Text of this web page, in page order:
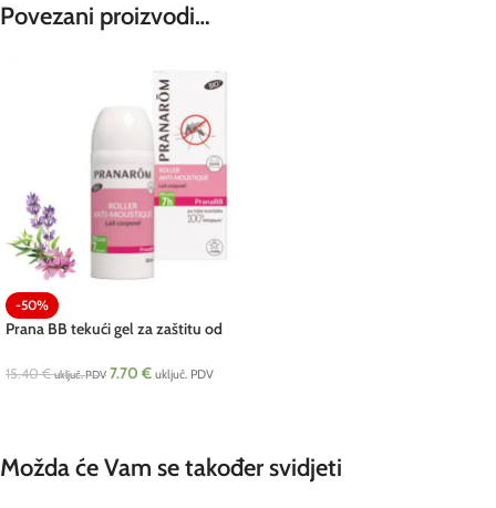
Povezani proizvodi…
-50%
Prana BB tekući gel za zaštitu od
15.40€ uključ. PDV 7.70 € uključ. PDV
Možda će Vam se također svidjeti